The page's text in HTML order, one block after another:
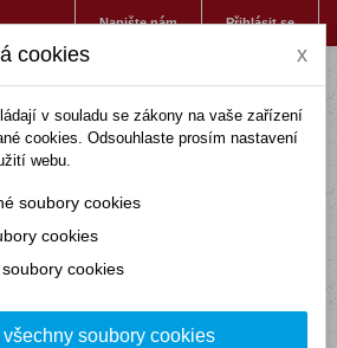
Přihlásit se
Napište nám
cookies x
v souladu se zákony na vaše zařízení
cookies. Odsouhlaste prosím nastavení
webu.
soubory cookies
cookies
cookies
všechny soubory cookies